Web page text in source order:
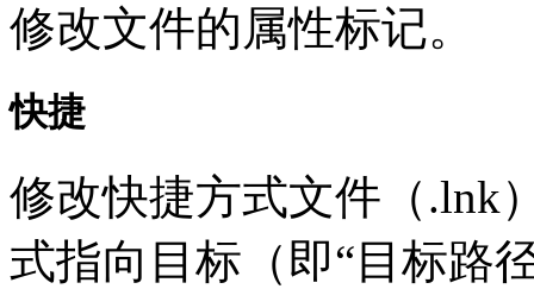
修改文件的属性标记。
快捷
修改快捷方式文件（.lnk
式指向目标（即“目标路